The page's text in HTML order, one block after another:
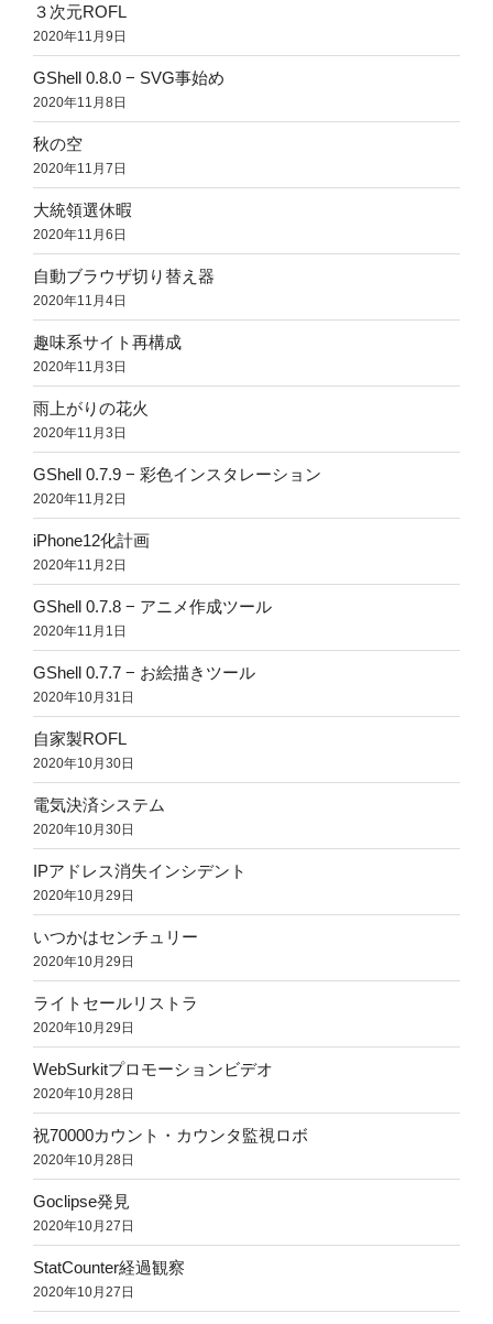
３次元ROFL
2020年11月9日
GShell 0.8.0 − SVG事始め
2020年11月8日
秋の空
2020年11月7日
大統領選休暇
2020年11月6日
自動ブラウザ切り替え器
2020年11月4日
趣味系サイト再構成
2020年11月3日
雨上がりの花火
2020年11月3日
GShell 0.7.9 − 彩色インスタレーション
2020年11月2日
iPhone12化計画
2020年11月2日
GShell 0.7.8 − アニメ作成ツール
2020年11月1日
GShell 0.7.7 − お絵描きツール
2020年10月31日
自家製ROFL
2020年10月30日
電気決済システム
2020年10月30日
IPアドレス消失インシデント
2020年10月29日
いつかはセンチュリー
2020年10月29日
ライトセールリストラ
2020年10月29日
WebSurkitプロモーションビデオ
2020年10月28日
祝70000カウント・カウンタ監視ロボ
2020年10月28日
Goclipse発見
2020年10月27日
StatCounter経過観察
2020年10月27日